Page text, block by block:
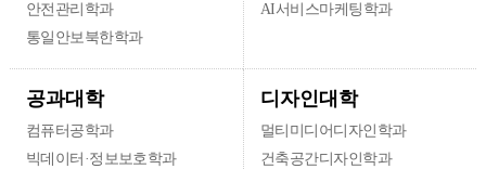
안전관리학과
통일안보북한학과
AI서비스마케팅학과
공과대학
컴퓨터공학과
빅데이터·정보보호학과
디자인대학
멀티미디어디자인학과
건축공간디자인학과